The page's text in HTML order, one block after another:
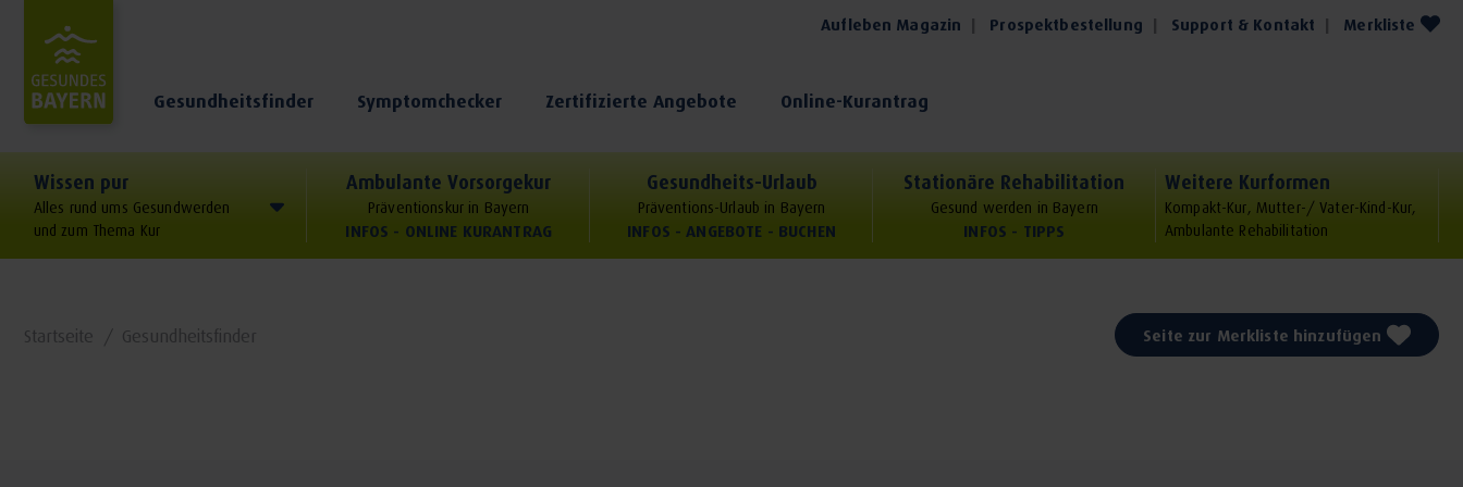
Aufleben Magazin Prospektbestellung Support & Kontakt Merkliste
Gesundheitsfinder Symptomchecker Zertifizierte Angebote Online-Kurantrag
Wissen pur
Alles rund ums Gesundwerden
und zum Thema Kur
Ambulante Vorsorgekur
Präventionskur in Bayern
INFOS - ONLINE KURANTRAG
Gesundheits-Urlaub
Präventions-Urlaub in Bayern
INFOS - ANGEBOTE - BUCHEN
Stationäre Rehabilitation
Gesund werden in Bayern
INFOS - TIPPS
Weitere Kurformen
Kompakt-Kur, Mutter-/ Vater-Kind-Kur,
Ambulante Rehabilitation
Startseite Gesundheitsfinder Seite zur Merkliste hinzufügen